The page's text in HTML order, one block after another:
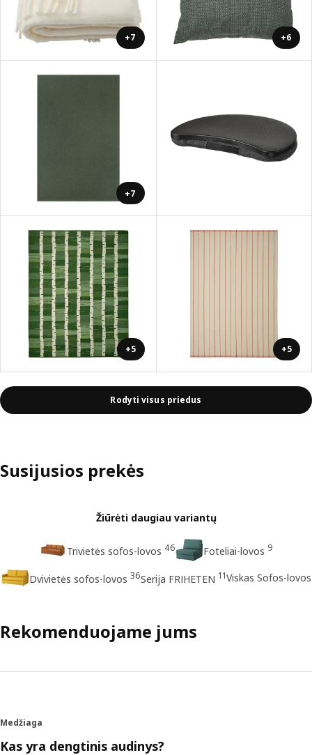
+7 +6
+7
+5 +5
Rodyti visus priedus
Susijusios prekės
Žiūrėti daugiau variantų
Trivietės sofos-lovos 46 Foteliai-lovos 9
Dvivietės sofos-lovos 36Serija FRIHETEN 11Viskas Sofos-lovos
Rekomenduojame jums
Medžiaga
Kas yra dengtinis audinys?